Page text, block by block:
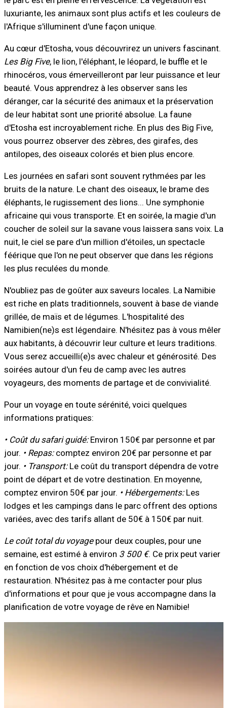
luxuriante, les animaux sont plus actifs et les couleurs de
l'Afrique s'illuminent d'une façon unique.
Au cœur d'Etosha, vous découvrirez un univers fascinant.
Les Big Five, le lion, l'éléphant, le léopard, le buffle et le
rhinocéros, vous émerveilleront par leur puissance et leur
beauté. Vous apprendrez à les observer sans les
déranger, car la sécurité des animaux et la préservation
de leur habitat sont une priorité absolue. La faune
d'Etosha est incroyablement riche. En plus des Big Five,
vous pourrez observer des zèbres, des girafes, des
antilopes, des oiseaux colorés et bien plus encore.
Les journées en safari sont souvent rythmées par les
bruits de la nature. Le chant des oiseaux, le brame des
éléphants, le rugissement des lions... Une symphonie
africaine qui vous transporte. Et en soirée, la magie d'un
coucher de soleil sur la savane vous laissera sans voix. La
nuit, le ciel se pare d'un million d'étoiles, un spectacle
féérique que l'on ne peut observer que dans les régions
les plus reculées du monde.
N'oubliez pas de goûter aux saveurs locales. La Namibie
est riche en plats traditionnels, souvent à base de viande
grillée, de maïs et de légumes. L'hospitalité des
Namibien(ne)s est légendaire. N'hésitez pas à vous mêler
aux habitants, à découvrir leur culture et leurs traditions.
Vous serez accueilli(e)s avec chaleur et générosité. Des
soirées autour d'un feu de camp avec les autres
voyageurs, des moments de partage et de convivialité.
Pour un voyage en toute sérénité, voici quelques
informations pratiques:
• Coût du safari guidé: Environ 150€ par personne et par
jour. • Repas: comptez environ 20€ par personne et par
jour. • Transport:Le coût du transport dépendra de votre
point de départ et de votre destination. En moyenne,
comptez environ 50€ par jour. • Hébergements:Les
lodges et les campings dans le parc offrent des options
variées, avec des tarifs allant de 50€ à 150€ par nuit.
Le coût total du voyagepour deux couples, pour une
semaine, est estimé à environ 3 500 €. Ce prix peut varier
en fonction de vos choix d'hébergement et de
restauration. N'hésitez pas à me contacter pour plus
d'informations et pour que je vous accompagne dans la
planification de votre voyage de rêve en Namibie!